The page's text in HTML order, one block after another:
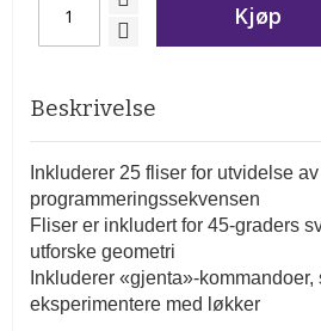
Kjøp
Beskrivelse
Inkluderer 25 fliser for utvidelse av
programmeringssekvensen
Fliser er inkludert for 45-graders
utforske geometri
Inkluderer «gjenta»-kommandoer,
eksperimentere med løkker